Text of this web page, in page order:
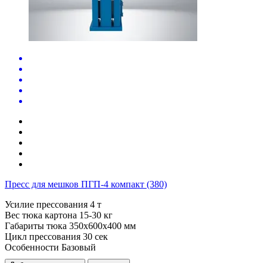
Пресс для мешков ПГП-4 компакт (380)
Усилие прессования 4 т
Вес тюка картона 15-30 кг
Габариты тюка 350x600x400 мм
Цикл прессования 30 сек
Особенности Базовый